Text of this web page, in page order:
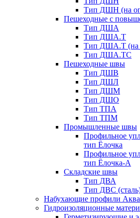
Тип ДШН (на
Пешеходные с
Тип ДША
Тип ДША.Т
Тип ДША.Т (на
Тип ДША.ТС
Пешеходные швы
Тип ДШВ
Тип ДШЛ
Тип ДШМ
Тип ДШО
Тип ТПА
Тип ТПМ
Промышленные швы
Профильное
тип Ёлочка
Профильное
тип Ёлочка-А
Складские швы
Тип ДВА
Тип ДВС
Набухающие профили
Гидроизоляционные